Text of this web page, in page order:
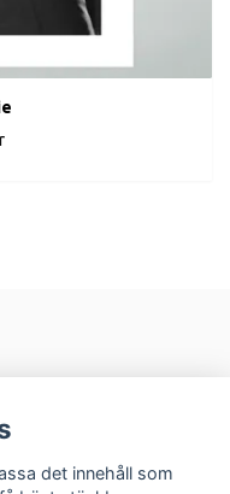
det innehåll som